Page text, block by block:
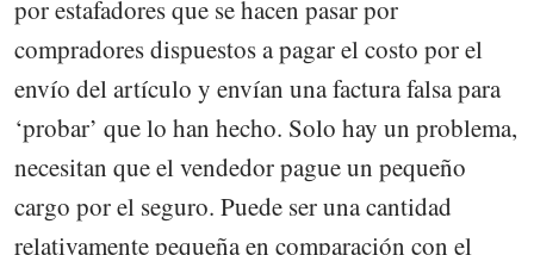
por estafadores que se hacen pasar por
compradores dispuestos a pagar el costo por el
envío del artículo y envían una factura falsa para
‘probar’ que lo han hecho. Solo hay un problema,
necesitan que el vendedor pague un pequeño
cargo por el seguro. Puede ser una cantidad
relativamente pequeña en comparación con el